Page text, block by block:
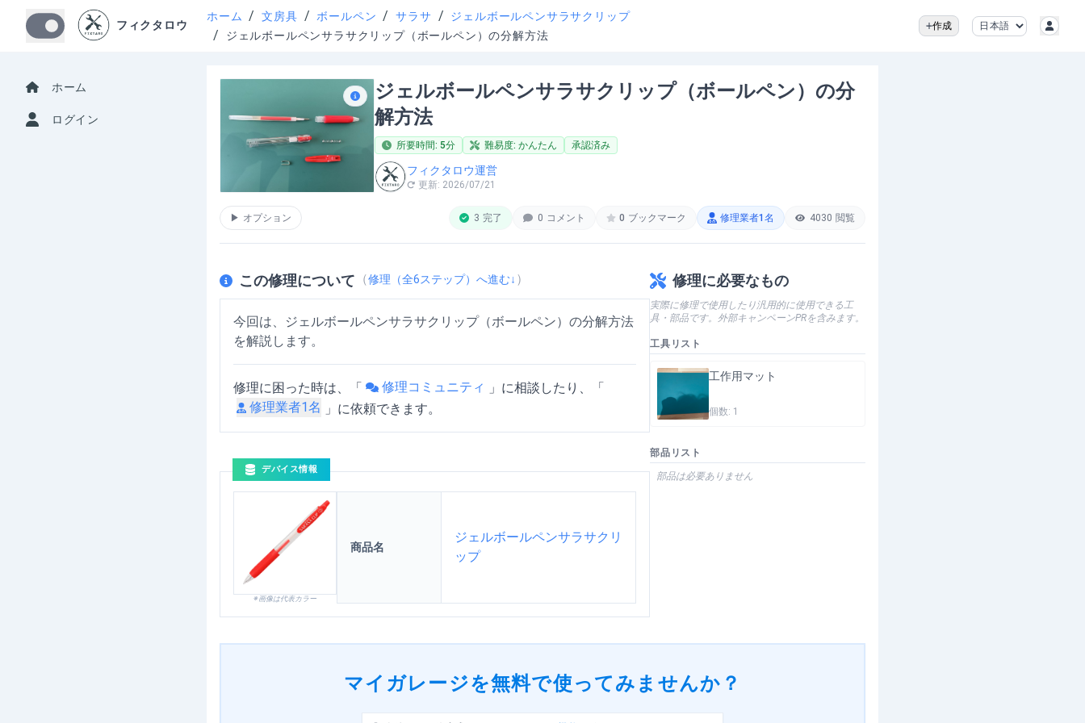
ホーム
ログイン
フィクタロウ
ホーム / 文房具 / ボールペン / サラサ / ジェルボールペンサラサクリップ
/ ジェルボールペンサラサクリップ（ボールペン）の分解方法
作成
ジェルボールペンサラサクリップ（ボールペン）の分
解方法
所要時間: 5分 難易度: かんたん 承認済み
フィクタロウ運営
更新: 2026/07/21
▶ オプション 3 完了 0 コメント 0 ブックマーク 修理業者1 名 4030 閲覧
この修理について （修理（全6ステップ）へ進む↓ ）
今回は、ジェルボールペンサラサクリップ（ボールペン）の分解方法
を解説します。
修理に困った時は、「 修理コミュニティ 」 に相談したり、「
修理業者1名 」に依頼できます。
デバイス情報
※画像は代表カラー
商品名
ジェルボールペンサラサクリ
ップ
修理に必要なもの
実際に修理で使用したり汎用的に使用できる工
具・部品です。外部キャンペーンPRを含みます。
工具リスト
工作用マット
個数: 1
部品リスト
部品は必要ありません
マイガレージを無料で使ってみませんか？